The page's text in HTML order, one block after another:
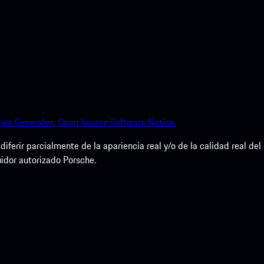
Generales.Open Source Software Notice.
parcialmente de la apariencia real y/o de la calidad real del
autorizado Porsche.